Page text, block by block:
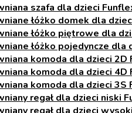
szafa dla dzieci
łóżko domek dla
łóżko piętrowe dla
łóżko pojedyncze dla
komoda dla dzieci 2D
komoda dla dzieci 4D
komoda dla dzieci 3S
regał dla dzieci niski